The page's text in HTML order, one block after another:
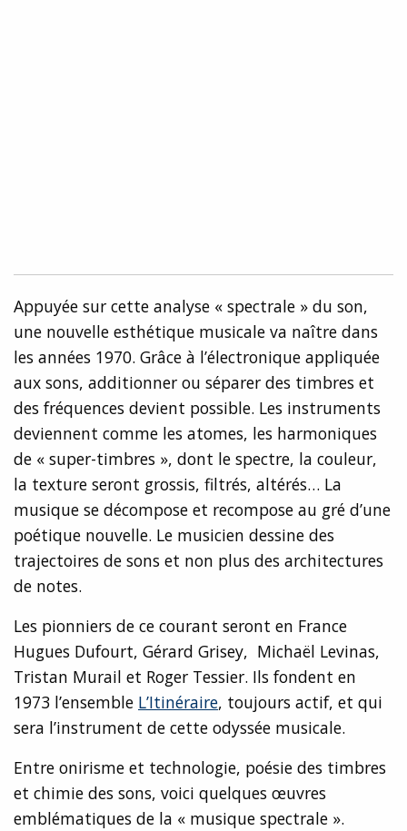
Appuyée sur cette analyse « spectrale » du son,
une nouvelle esthétique musicale va naître dans
les années 1970. Grâce à l’électronique appliquée
aux sons, additionner ou séparer des timbres et
des fréquences devient possible. Les instruments
deviennent comme les atomes, les harmoniques
de « super-timbres », dont le spectre, la couleur,
la texture seront grossis, filtrés, altérés… La
musique se décompose et recompose au gré d’une
poétique nouvelle. Le musicien dessine des
trajectoires de sons et non plus des architectures
de notes.
Les pionniers de ce courant seront en France
Hugues Dufourt, Gérard Grisey, Michaël Levinas,
Tristan Murail et Roger Tessier. Ils fondent en
1973 l’ensemble L’Itinéraire, toujours actif, et qui
sera l’instrument de cette odyssée musicale.
Entre onirisme et technologie, poésie des timbres
et chimie des sons, voici quelques œuvres
emblématiques de la « musique spectrale ».